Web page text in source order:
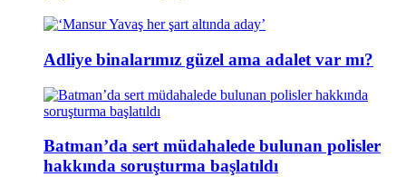
Adliye binalarımız güzel ama adalet var mı?
Batman’da sert müdahalede bulunan polisler
hakkında soruşturma başlatıldı